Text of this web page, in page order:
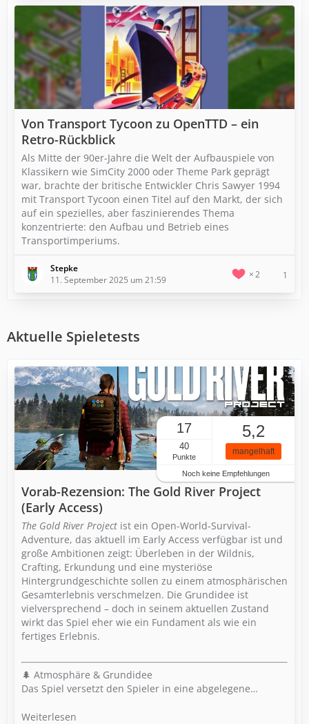
Von Transport Tycoon zu OpenTTD – ein
Retro-Rückblick
Als Mitte der 90er-Jahre die Welt der Aufbauspiele von
Klassikern wie SimCity 2000 oder Theme Park geprägt
war, brachte der britische Entwickler Chris Sawyer 1994
mit Transport Tycoon einen Titel auf den Markt, der sich
auf ein spezielles, aber faszinierendes Thema
konzentrierte: den Aufbau und Betrieb eines
Transportimperiums.
Stepke
11. September 2025 um 21:59
2 1
Aktuelle Spieletests
17
40
Punkte
5,2
mangelhaft
Noch keine Empfehlungen
Vorab-Rezension: The Gold River Project
(Early Access)
The Gold River Project ist ein Open-World-Survival-
Adventure, das aktuell im Early Access verfügbar ist und
große Ambitionen zeigt: Überleben in der Wildnis,
Crafting, Erkundung und eine mysteriöse
Hintergrundgeschichte sollen zu einem atmosphärischen
Gesamterlebnis verschmelzen. Die Grundidee ist
vielversprechend – doch in seinem aktuellen Zustand
wirkt das Spiel eher wie ein Fundament als wie ein
fertiges Erlebnis.
🌲 Atmosphäre & Grundidee
Das Spiel versetzt den Spieler in eine abgelegene…
Weiterlesen